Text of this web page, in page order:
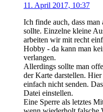
11. April 2017, 10:37
Ich finde auch, dass
sollte. Einzelne kleine
arbeiten wir mit recht
Hobby - da kann man
verlangen.
Allerdings sollte man
der Karte darstellen.
einfach nicht senden.
Datei einstellen.
Eine Sperre als letztes